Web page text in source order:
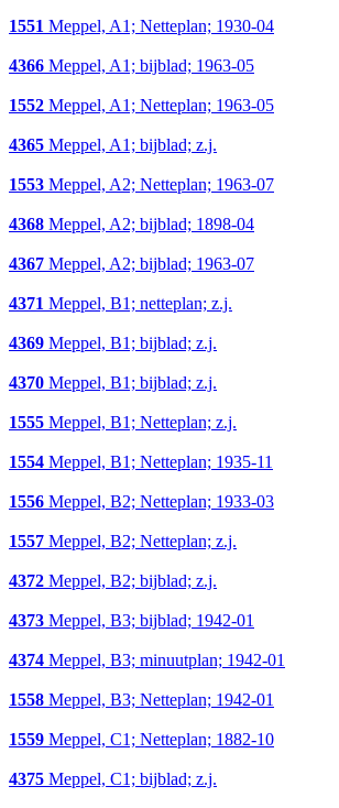
1551 Meppel, A1; Netteplan; 1930-04
4366 Meppel, A1; bijblad; 1963-05
1552 Meppel, A1; Netteplan; 1963-05
4365 Meppel, A1; bijblad; z.j.
1553 Meppel, A2; Netteplan; 1963-07
4368 Meppel, A2; bijblad; 1898-04
4367 Meppel, A2; bijblad; 1963-07
4371 Meppel, B1; netteplan; z.j.
4369 Meppel, B1; bijblad; z.j.
4370 Meppel, B1; bijblad; z.j.
1555 Meppel, B1; Netteplan; z.j.
1554 Meppel, B1; Netteplan; 1935-11
1556 Meppel, B2; Netteplan; 1933-03
1557 Meppel, B2; Netteplan; z.j.
4372 Meppel, B2; bijblad; z.j.
4373 Meppel, B3; bijblad; 1942-01
4374 Meppel, B3; minuutplan; 1942-01
1558 Meppel, B3; Netteplan; 1942-01
1559 Meppel, C1; Netteplan; 1882-10
4375 Meppel, C1; bijblad; z.j.